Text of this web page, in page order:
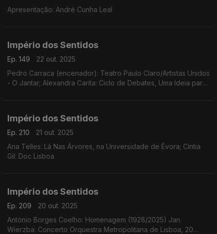
Apresentação: André Cunha Leal
Império dos Sentidos
Ep. 149
22 out. 2025
Pedro Carraca (encenador): Teatro Paulo Claro/Artistas Unidos
- O Jantar; Alexandra Carita: Ciclo de Debates, Uma Ideia para
Império dos Sentidos
Ep. 210
21 out. 2025
Ana Telles: Lá Nas Árvores, na Universidade de Évora; Cíntia
Gil: Doc Lisboa
Império dos Sentidos
Ep. 209
20 out. 2025
António Borges Coelho: Homenagem (1928/2025) Jan
Wierzba: Concerto Orquestra Metropolitana de Lisboa, 20